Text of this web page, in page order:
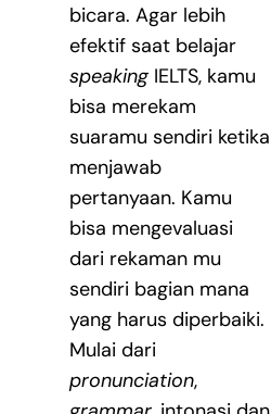
bicara. Agar lebih
efektif saat belajar
speakingIELTS, kamu
bisa merekam
suaramu sendiri ketika
menjawab
pertanyaan. Kamu
bisa mengevaluasi
dari rekaman mu
sendiri bagian mana
yang harus diperbaiki.
Mulai dari
pronunciation,